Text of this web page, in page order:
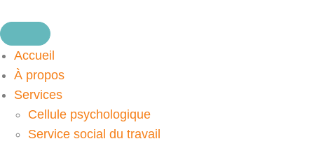
Accueil
À propos
Services
Cellule psychologique
Service social du travail